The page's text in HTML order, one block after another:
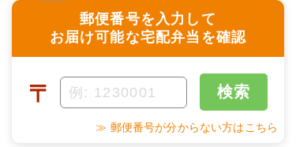
郵便番号を入力して
お届け可能な宅配弁当を確認
〒 検索
≫ 郵便番号が分からない方はこちら